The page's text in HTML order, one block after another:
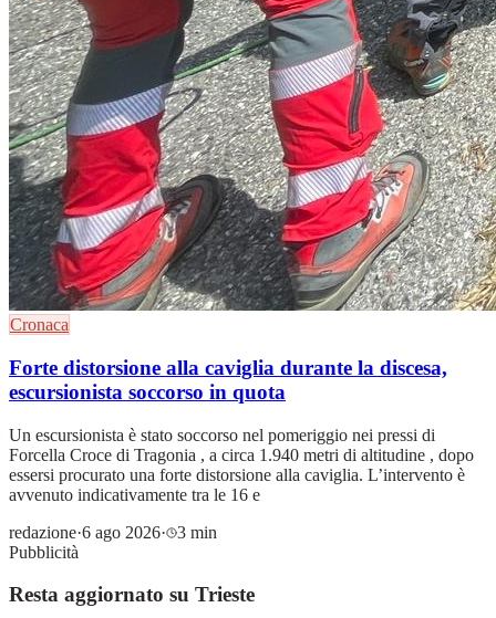
Cronaca
Forte distorsione alla caviglia durante la discesa,
escursionista soccorso in quota
Un escursionista è stato soccorso nel pomeriggio nei pressi di
Forcella Croce di Tragonia , a circa 1.940 metri di altitudine , dopo
essersi procurato una forte distorsione alla caviglia. L’intervento è
avvenuto indicativamente tra le 16 e
redazione·6 ago 2026·
3 min
Pubblicità
Resta aggiornato su Trieste